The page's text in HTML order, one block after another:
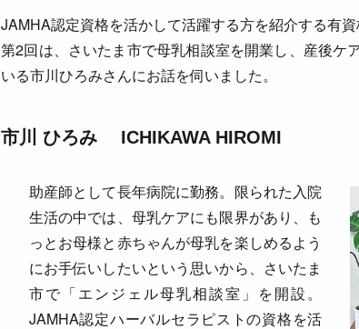
JAMHA認定資格を活かして活躍する方を紹介する有
第2回は、さいたま市で母乳相談室を開業し、産後ケ
いる市川ひろみさんにお話を伺いました。
市川 ひろみ ICHIKAWA HIROMI
助産師として長年病院に勤務。限られた入院
生活の中では、母乳ケアにも限界があり、も
っとお母様と赤ちゃんが母乳を楽しめるよう
にお手伝いしたいという思いから、さいたま
市で「エンジェル母乳相談室」を開設。
JAMHA認定ハーバルセラピストの資格を活